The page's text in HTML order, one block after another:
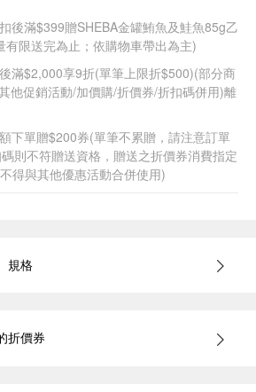
後滿$399贈SHEBA金罐鮪魚及鮭魚85g乙
有限送完為止；依購物車帶出為主)
滿$2,000享9折(單筆上限折$500)(部分商
他促銷活動/加價購/折價券/折扣碼併用)離
下單贈$200券(單筆不累贈，請注意訂單
則不符贈送資格，贈送之折價券消費指定
得與其他優惠活動合併使用)
規格
折價券